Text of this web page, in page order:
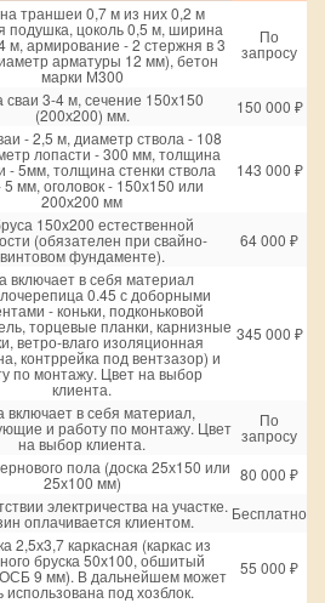
траншеи 0,7 м из них 0,2 м
подушка, цоколь 0,5 м, ширина
м, армирование - 2 стержня в 3
арматуры 12 мм), бетон
марки М300
По
запросу
сваи 3-4 м, сечение 150х150
(200х200) мм. 150 000 ₽
- 2,5 м, диаметр ствола - 108
лопасти - 300 мм, толщина
- 5мм, толщина стенки ствола
5 мм, оголовок - 150х150 или
200х200 мм
143 000 ₽
150х200 естественной
(обязателен при свайно-
винтовом фундаменте).
64 000 ₽
включает в себя материал
0.45 с доборными
- коньки, подконьковой
торцевые планки, карнизные
ветро-влаго изоляционная
контррейка под вентзазор) и
по монтажу. Цвет на выбор
клиента.
345 000 ₽
включает в себя материал,
и работу по монтажу. Цвет
на выбор клиента.
По
запросу
пола (доска 25х150 или
25х100 мм) 80 000 ₽
электричества на участке.
оплачивается клиентом. Бесплатно
2,5х3,7 каркасная (каркас из
бруска 50х100, обшитый
9 мм). В дальнейшем может
использована под хозблок.
55 000 ₽